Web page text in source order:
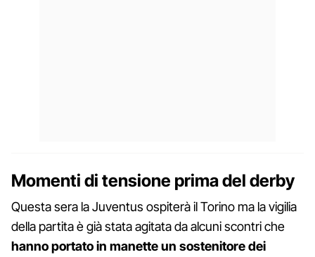
Momenti di tensione prima del derby
Questa sera la Juventus ospiterà il Torino ma la vigilia
della partita è già stata agitata da alcuni scontri che
hanno portato in manette un sostenitore dei